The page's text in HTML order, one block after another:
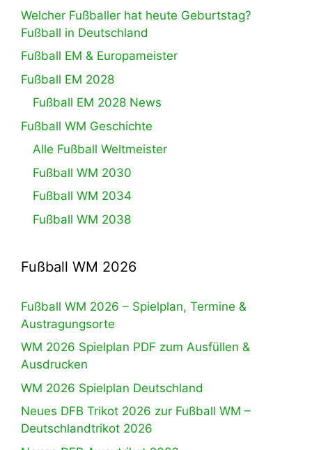
Welcher Fußballer hat heute Geburtstag?
Fußball in Deutschland
Fußball EM & Europameister
Fußball EM 2028
Fußball EM 2028 News
Fußball WM Geschichte
Alle Fußball Weltmeister
Fußball WM 2030
Fußball WM 2034
Fußball WM 2038
Fußball WM 2026
Fußball WM 2026 – Spielplan, Termine &
Austragungsorte
WM 2026 Spielplan PDF zum Ausfüllen &
Ausdrucken
WM 2026 Spielplan Deutschland
Neues DFB Trikot 2026 zur Fußball WM –
Deutschlandtrikot 2026